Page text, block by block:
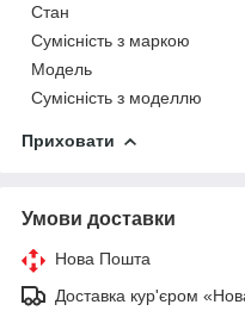
Стан
Сумісність з маркою
Модель
Сумісність з моделлю
Приховати
Умови доставки
Нова Пошта
Доставка кур'єром